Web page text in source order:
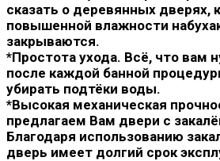
сказать о деревянных дверях,
повышенной влажности
закрываются.
*Простота ухода. Всё, что вам
после каждой банной
убирать подтёки воды.
*Высокая механическая
предлагаем Вам двери с
Благодаря использованию
дверь имеет долгий срок